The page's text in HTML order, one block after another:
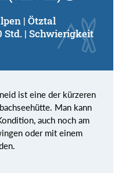
| Ötztal
Std. | Schwierigkeit
ist eine der kürzeren
Man kann
auch noch am
oder mit einem